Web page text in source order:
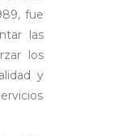
fue
las
los
y